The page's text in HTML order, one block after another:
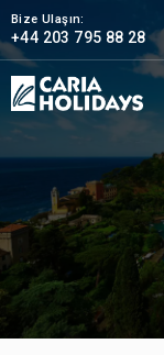
Bize Ulaşın:
+44 203 795 88 28